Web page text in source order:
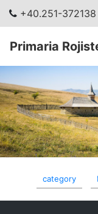
+40.251-372138
Primaria
category